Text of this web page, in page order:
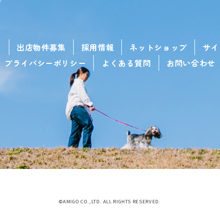
出店物件募集 採用情報 ネットショップ
サ
プライバシーポリシー
よくある質問 お問い合わせ
©AMIGO CO.,LTD. ALL RIGHTS RESERVED.